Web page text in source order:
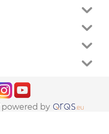
powered by